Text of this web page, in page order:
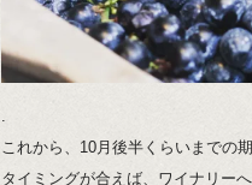
.
これから、10月後半くらいまでの
タイミングが合えば、ワイナリー